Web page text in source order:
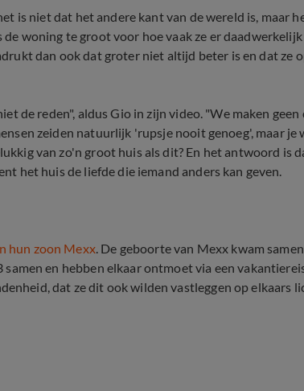
is niet dat het andere kant van de wereld is, maar
woning te groot voor hoe vaak ze er
dan ook dat groter niet altijd beter is en dat ze
de reden", aldus Gio in zijn video. "We maken
zeiden natuurlijk 'rupsje nooit genoeg', maar je
van zo'n groot huis als dit? En het antwoord is
het huis de liefde die iemand anders kan geven.
hun zoon Mexx. De geboorte van Mexx kwam
en hebben elkaar ontmoet via een
dat ze dit ook wilden vastleggen op elkaars